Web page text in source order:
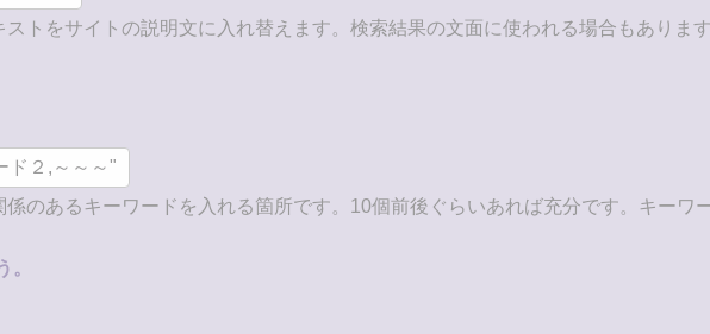
トをサイトの説明文に入れ替えます。検索結果の文面に使われる場合もありま
ド２,～～～"
のあるキーワードを入れる箇所です。10個前後ぐらいあれば充分です。キーワ